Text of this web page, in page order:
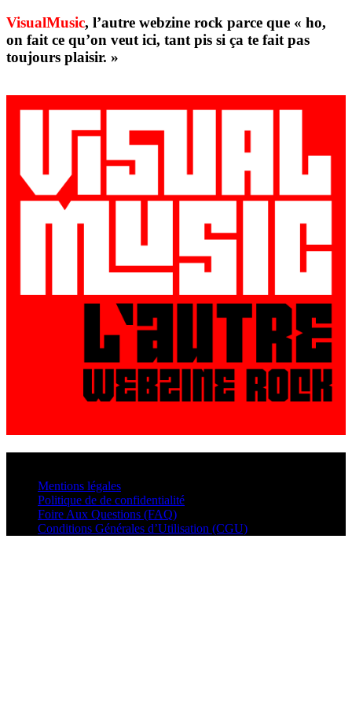
VisualMusic, l’autre webzine rock parce que « ho,
on fait ce qu’on veut ici, tant pis si ça te fait pas
toujours plaisir. »
Mentions légales
Politique de de confidentialité
Foire Aux Questions (FAQ)
Conditions Générales d’Utilisation (CGU)